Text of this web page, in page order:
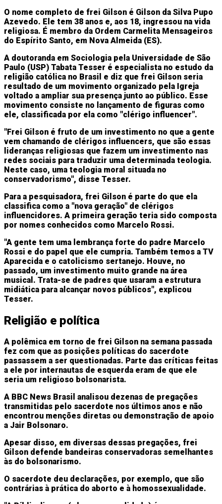
O nome completo de frei Gilson é Gilson da Silva Pupo
Azevedo. Ele tem 38 anos e, aos 18, ingressou na vida
religiosa. É membro da Ordem Carmelita Mensageiros
do Espírito Santo, em Nova Almeida (ES).
A doutoranda em Sociologia pela Universidade de São
Paulo (USP) Tabata Tesser é especialista no estudo da
religião católica no Brasil e diz que frei Gilson seria
resultado de um movimento organizado pela Igreja
voltado a ampliar sua presença junto ao público. Esse
movimento consiste no lançamento de figuras como
ele, classificada por ela como "clérigo influencer".
"Frei Gilson é fruto de um investimento no que a gente
vem chamando de clérigos influencers, que são essas
lideranças religiosas que fazem um investimento nas
redes sociais para traduzir uma determinada teologia.
Neste caso, uma teologia moral situada no
conservadorismo", disse Tesser.
Para a pesquisadora, frei Gilson é parte do que ela
classifica como a "nova geração" de clérigos
influencidores. A primeira geração teria sido composta
por nomes conhecidos como Marcelo Rossi.
"A gente tem uma lembrança forte do padre Marcelo
Rossi e do papel que ele cumpria. Também temos a TV
Aparecida e o catolicismo sertanejo. Houve, no
passado, um investimento muito grande na área
musical. Trata-se de padres que usaram a estrutura
midiática para alcançar novos públicos", explicou
Tesser.
Religião e política
A polêmica em torno de frei Gilson na semana passada
fez com que as posições políticas do sacerdote
passassem a ser questionadas. Parte das críticas feitas
a ele por internautas de esquerda eram de que ele
seria um religioso bolsonarista.
A BBC News Brasil analisou dezenas de pregações
transmitidas pelo sacerdote nos últimos anos e não
encontrou menções diretas ou demonstração de apoio
a Jair Bolsonaro.
Apesar disso, em diversas dessas pregações, frei
Gilson defende bandeiras conservadoras semelhantes
às do bolsonarismo.
O sacerdote deu declarações, por exemplo, que são
contrárias à prática do aborto e à homossexualidade.